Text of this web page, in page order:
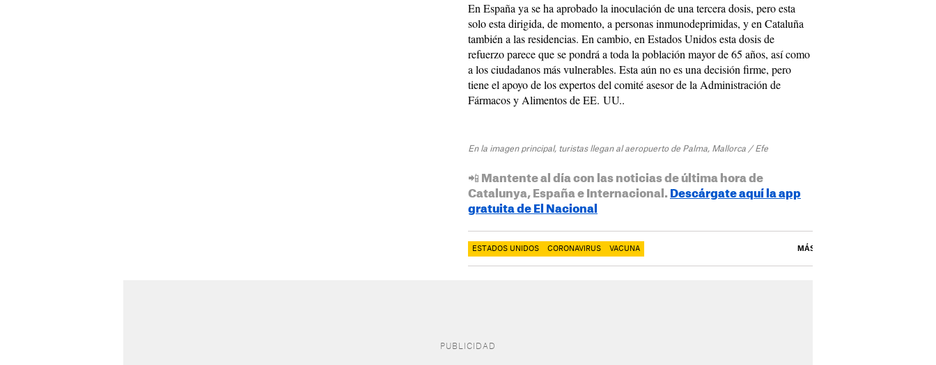
En España ya se ha aprobado la inoculación de una tercera dosis, pero esta
solo esta dirigida, de momento, a personas inmunodeprimidas, y en Cataluña
también a las residencias. En cambio, en Estados Unidos esta dosis de
refuerzo parece que se pondrá a toda la población mayor de 65 años, así como
a los ciudadanos más vulnerables. Esta aún no es una decisión firme, pero
tiene el apoyo de los expertos del comité asesor de la Administración de
Fármacos y Alimentos de EE. UU..
En la imagen principal, turistas llegan al aeropuerto de Palma, Mallorca / Efe
📲 Mantente al día con las noticias de última hora de
Catalunya, España e Internacional. Descárgate aquí la app
gratuita de El Nacional
ESTADOS UNIDOS CORONAVIRUS VACUNA MÁS